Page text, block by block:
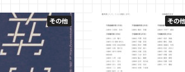
デザイン学科】
月24日 管理者
いて菖蒲田有希さん（吉原
研究室）が全国60選に入選
しました。
2026年3月18日 管理者